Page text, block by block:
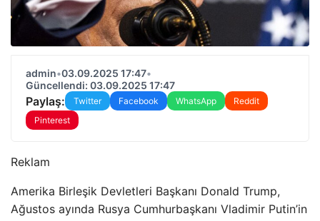
admin•03.09.2025 17:47•
Güncellendi: 03.09.2025 17:47
Paylaş: Twitter Facebook WhatsApp
Reddit
Pinterest
Reklam
Amerika Birleşik Devletleri Başkanı Donald Trump,
Ağustos ayında Rusya Cumhurbaşkanı Vladimir Putin’in